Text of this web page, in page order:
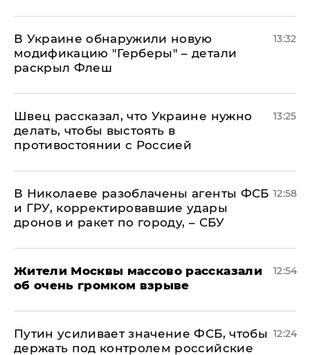
В Украине обнаружили новую
модификацию "Герберы" – детали
раскрыл Флеш
13:32
Швец рассказал, что Украине нужно
делать, чтобы выстоять в
противостоянии с Россией
13:25
В Николаеве разоблачены агенты ФСБ
и ГРУ, корректировавшие удары
дронов и ракет по городу, – СБУ
12:58
Жители Москвы массово рассказали
об очень громком взрыве
12:54
Путин усиливает значение ФСБ, чтобы
держать под контролем российские
12:24